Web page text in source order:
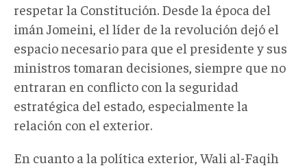
respetar la Constitución. Desde la época del
imán Jomeini, el líder de la revolución dejó el
espacio necesario para que el presidente y sus
ministros tomaran decisiones, siempre que no
entraran en conflicto con la seguridad
estratégica del estado, especialmente la
relación con el exterior.
En cuanto a la política exterior, Wali al-Faqih